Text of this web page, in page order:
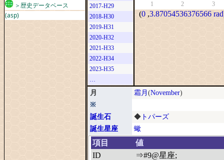
＞歴史データベース
(asp)
2017-H29
2018-H30
2019-H31
2020-H32
2021-H33
2022-H34
2023-H35
…
1
2 3
(0 ,3.87054536376566 rad
月 霜月 (November)
※
誕生石
◆ トパーズ
誕生星座
蠍
項目
値
ID
⇒#9@星座;